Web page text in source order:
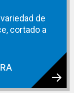
de
cortado a